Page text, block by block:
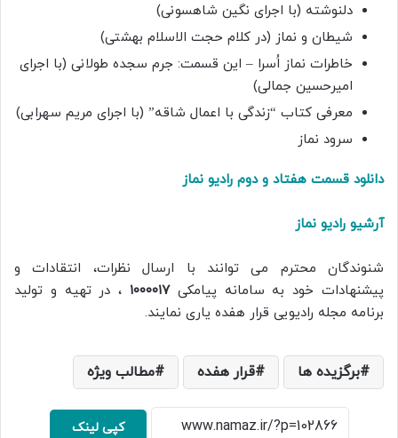
دلنوشته (با اجرای نگین شاهسونی)
شیطان و نماز (در کلام حجت الاسلام بهشتی)
خاطرات نماز اُسرا – این قسمت: جرم سجده طولانی (با اجرای
امیرحسین جمالی)
معرفی کتاب “زندگی با اعمال شاقه” (با اجرای مریم سهرابی)
سرود نماز
دانلود قسمت هفتاد و دوم رادیو نماز
آرشیو رادیو نماز
شنوندگان محترم می توانند با ارسال نظرات، انتقادات و
پیشنهادات خود به سامانه پیامکی۱۰۰۰۰۱۷ ، در تهیه و تولید
برنامه مجله رادیویی قرار هفده یاری نمایند.
برگزیده ها قرار هفده مطالب ویژه
کپی لینک